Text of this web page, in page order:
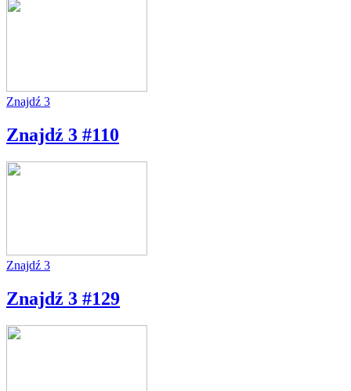
Znajdź 3
Znajdź 3 #110
Znajdź 3
Znajdź 3 #129